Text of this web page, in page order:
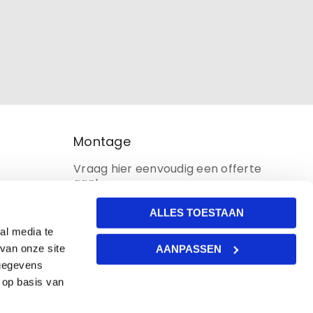
media te
onze site
basis van
ALLES TOESTAAN
AANPASSEN
Montage
Vraag hier eenvoudig een offerte
aan!